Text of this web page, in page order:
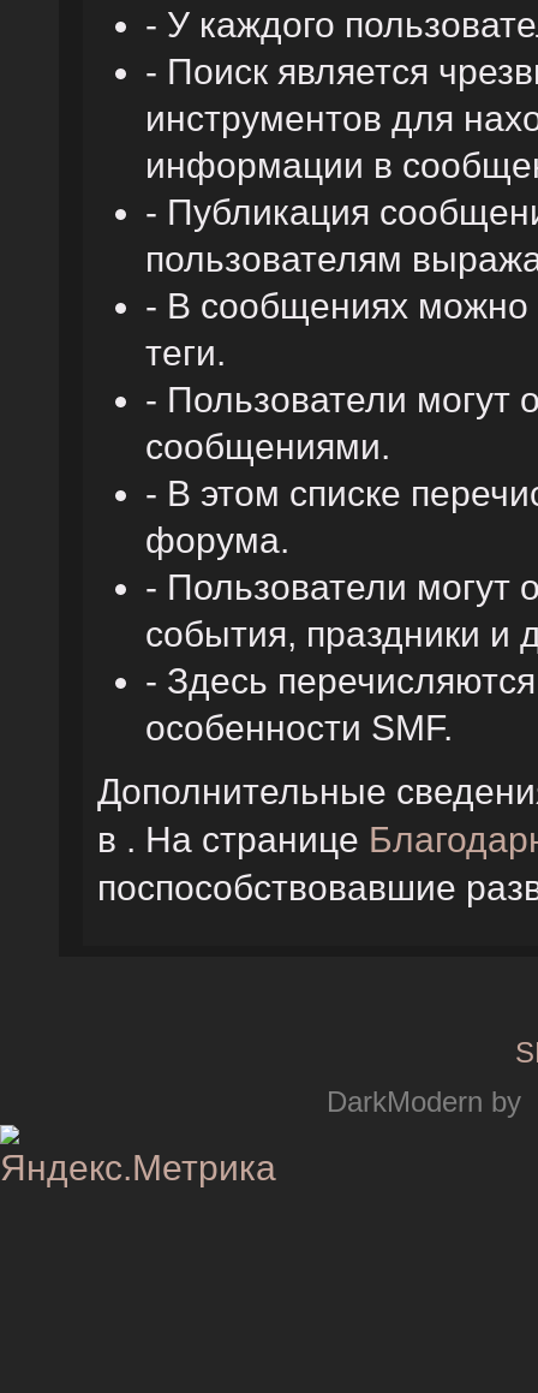
- У каждого
- Поиск является
инструментов для
информации в
- Публикация
пользователям
- В сообщениях можно
теги.
- Пользователи могут
сообщениями.
- В этом списке
форума.
- Пользователи могут
события, праздники и
- Здесь
особенности SMF.
Дополнительные
в . На странице
поспособствовавшие
DarkModern by